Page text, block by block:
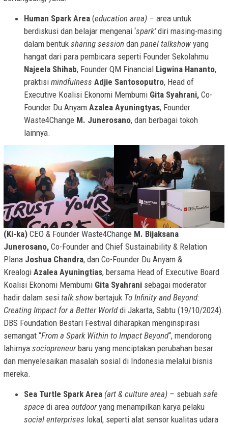
Human Spark Area (education area) – area untuk
berdiskusi dan belajar mengenai ‘spark’diri masing-masing
dalam bentuk sharing session dan panel talkshow yang
hangat dari para pembicara seperti Founder Sekolahmu
Najeela Shihab, Founder QM Financial Ligwina Hananto,
praktisi mindfulness Adjie Santosoputro, Head of
Executive Koalisi Ekonomi Membumi Gita Syahrani, Co-
Founder Du Anyam Azalea Ayuningtyas, Founder
Waste4Change M. Junerosano, dan berbagai tokoh
lainnya.
(Ki-ka) CEO & Founder Waste4Change M. Bijaksana
Junerosano, Co-Founder and Chief Sustainability & Relation
Plana Joshua Chandra, dan Co-Founder Du Anyam &
Krealogi Azalea Ayuningtias, bersama Head of Executive Board
Koalisi Ekonomi Membumi Gita Syahrani sebagai moderator
hadir dalam sesi talk show bertajuk To Infinity and Beyond:
Creating Impact for a Better Worlddi Jakarta, Sabtu (19/10/2024).
DBS Foundation Bestari Festival diharapkan menginspirasi
semangat “From a Spark Within to Impact Beyond“, mendorong
lahirnya sociopreneurbaru yang menciptakan perubahan besar
dan menyelesaikan masalah sosial di Indonesia melalui bisnis
mereka.
Sea Turtle Spark Area (art & culture area) – sebuah safe
space di area outdooryang menampilkan karya pelaku
social enterprises lokal, seperti alat sensor kualitas udara